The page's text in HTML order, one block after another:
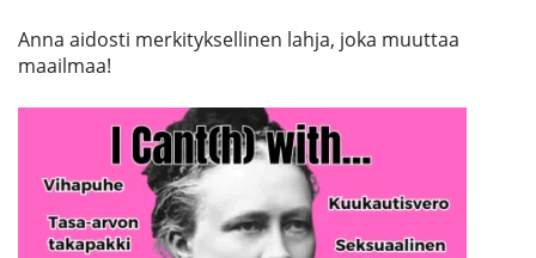
Anna aidosti merkityksellinen lahja, joka muuttaa
maailmaa!